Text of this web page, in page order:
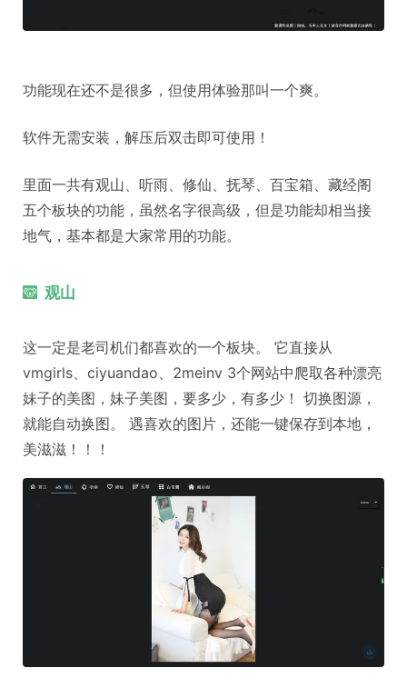
功能现在还不是很多，但使用体验那叫一个爽。
软件无需安装，解压后双击即可使用！
里面一共有观山、听雨、修仙、抚琴、百宝箱、藏经阁
五个板块的功能，虽然名字很高级，但是功能却相当接
地气，基本都是大家常用的功能。
观山
这一定是老司机们都喜欢的一个板块。 它直接从
vmgirls、ciyuandao、2meinv 3个网站中爬取各种漂亮
妹子的美图，妹子美图，要多少，有多少！ 切换图源，
就能自动换图。 遇喜欢的图片，还能一键保存到本地，
美滋滋！！！